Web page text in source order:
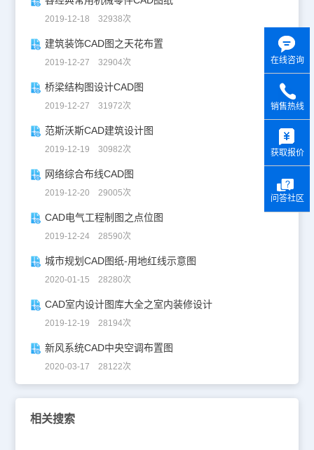
2019-12-18 32938次
建筑装饰CAD图之天花布置
2019-12-27 32904次
桥梁结构图设计CAD图
2019-12-27 31972次
范斯沃斯CAD建筑设计图
2019-12-19 30982次
网络综合布线CAD图
2019-12-20 29005次
CAD电气工程制图之点位图
2019-12-24 28590次
城市规划CAD图纸-用地红线示意图
2020-01-15 28280次
CAD室内设计图库大全之室内装修设计
2019-12-19 28194次
新风系统CAD中央空调布置图
2020-03-17 28122次
相关搜索
在线咨询
销售热线
获取报价
问答社区